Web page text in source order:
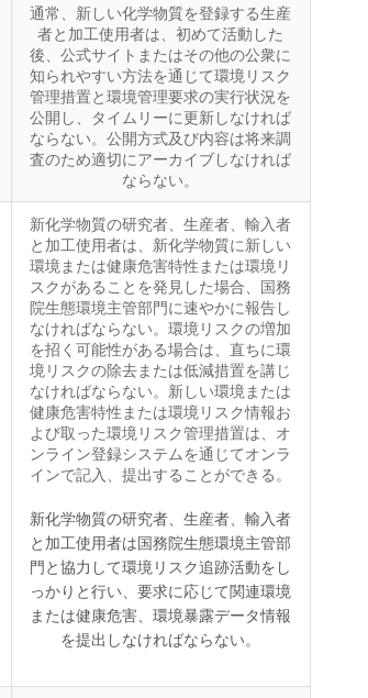
通常、新しい化学物質を登録する生産
者と加工使用者は、初めて活動した
後、公式サイトまたはその他の公衆に
知られやすい方法を通じて環境リスク
管理措置と環境管理要求の実行状況を
公開し、タイムリーに更新しなければ
ならない。公開方式及び内容は将来調
査のため適切にアーカイブしなければ
ならない。
新化学物質の研究者、生産者、輸入者
と加工使用者は、新化学物質に新しい
環境または健康危害特性または環境リ
スクがあることを発見した場合、国務
院生態環境主管部門に速やかに報告し
なければならない。環境リスクの増加
を招く可能性がある場合は、直ちに環
境リスクの除去または低減措置を講じ
なければならない。新しい環境または
健康危害特性または環境リスク情報お
よび取った環境リスク管理措置は、オ
ンライン登録システムを通じてオンラ
インで記入、提出することができる。
新化学物質の研究者、生産者、輸入者
と加工使用者は国務院生態環境主管部
門と協力して環境リスク追跡活動をし
っかりと行い、要求に応じて関連環境
または健康危害、環境暴露データ情報
を提出しなければならない。